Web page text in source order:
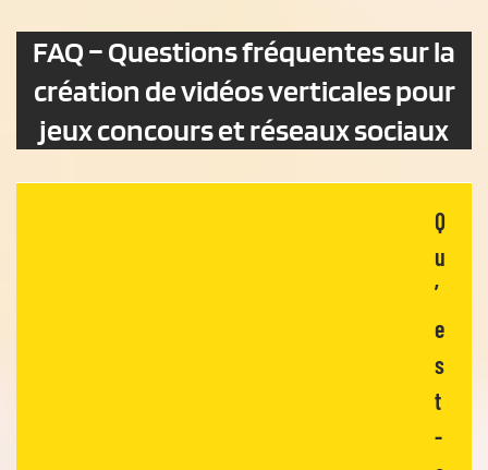
FAQ –Questions fréquentes sur la
création de vidéos verticales pour
jeux concours et réseaux sociaux
Q
u
’
e
s
t
-